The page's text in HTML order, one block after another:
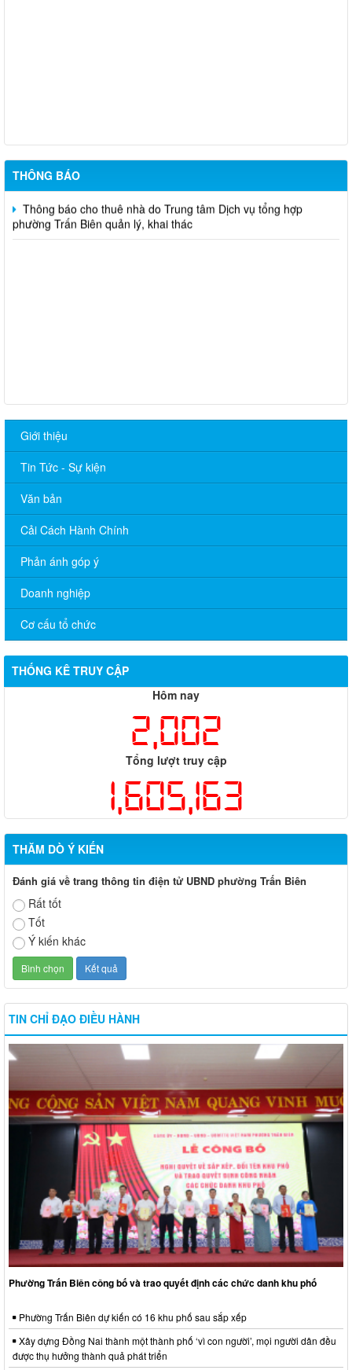
THÔNG BÁO
các đối tượng theo khoản 2, Điều 48, Nghị định 100/2024/NĐ-CP
ngày 26/07/2024)
Thông báo cho thuê nhà do Trung tâm Dịch vụ tổng hợp
phường Trấn Biên quản lý, khai thác
Giới thiệu
Tin Tức - Sự kiện
Văn bản
Cải Cách Hành Chính
Phản ánh góp ý
Doanh nghiệp
Cơ cấu tổ chức
THỐNG KÊ TRUY CẬP
Hôm nay
2,002
Tổng lượt truy cập
1,605,163
THĂM DÒ Ý KIẾN
Đánh giá về trang thông tin điện tử UBND phường Trấn Biên
Rất tốt
Tốt
Ý kiến khác
TIN CHỈ ĐẠO ĐIỀU HÀNH
Phường Trấn Biên công bố và trao quyết định các chức danh khu phố
Phường Trấn Biên dự kiến có 16 khu phố sau sắp xếp
Xây dựng Đồng Nai thành một thành phố ‘vì con người’, mọi người dân đều
được thụ hưởng thành quả phát triển